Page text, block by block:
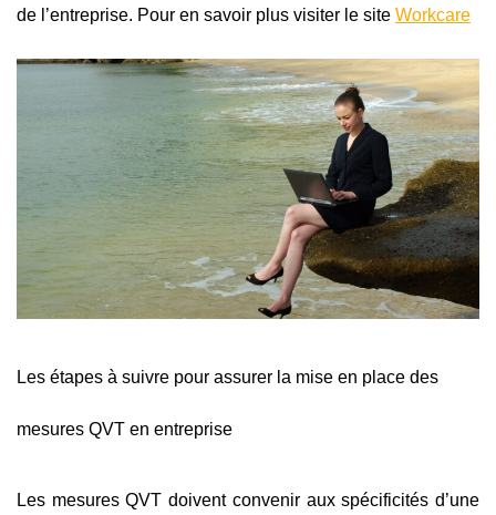
de l’entreprise. Pour en savoir plus visiter le site Workcare
Les étapes à suivre pour assurer la mise en place des
mesures QVT en entreprise
Les mesures QVT doivent convenir aux spécificités d’une